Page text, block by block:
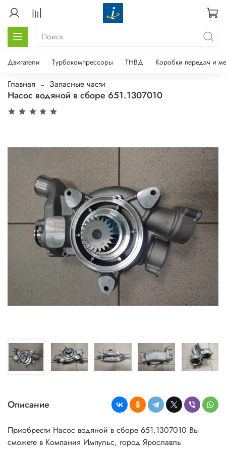
Двигатели Турбокомпрессоры ТНВД Коробки передач и
Главная Запасные части
Насос водяной в сборе 651.1307010
Описание
Приобрести Насос водяной в сборе 651.1307010 Вы
сможете в Компания Импульс, город Ярославль